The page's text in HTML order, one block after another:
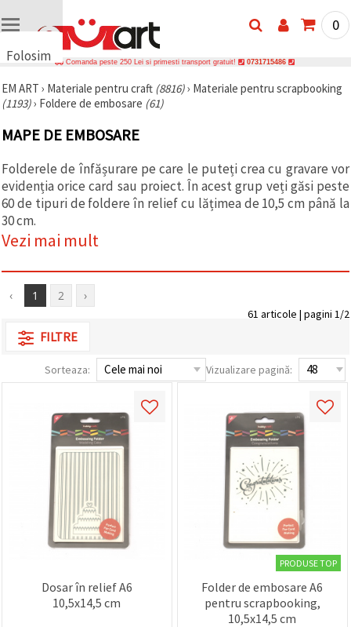
Folosim
uri
🍪 Folosim
și
similare
pentru a
asigura
funcționarea
corectă a
site-ului,
pentru a vă
îmbunătăți
și, cu
acordul
dumneavoastră,
traficul și a
afișa
partenerilor
Puteți fi de
"acceptati
toate!" Sau
0
Comanda peste 250 Lei si primesti transport gratuit! 0731715486
EM ART › Materiale pentru craft (8816)› Materiale pentru scrapbooking
(1193)› Foldere de embosare (61)
MAPE DE EMBOSARE
Folderele de înfășurare pe care le puteți crea cu gravare vor
evidenția orice card sau proiect. În acest grup veți găsi peste
60 de tipuri de foldere în relief cu lățimea de 10,5 cm până la
30 cm.
Vezi mai mult
‹ 1 2 ›
61 articole | pagini 1/2
FILTRE
Sorteaza: Vizualizare pagină:
Dosar în relief A6
10,5x14,5 cm
PRODUSE TOP
Folder de embosare A6
pentru scrapbooking,
10,5x14,5 cm